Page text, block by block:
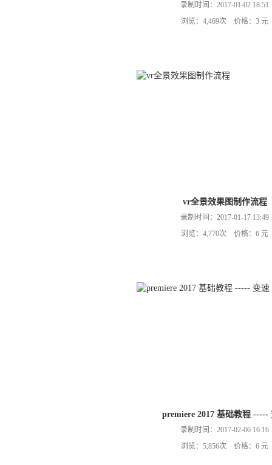
录制时间：2017-01-02 18:51
浏览：4,469次 价格：3 元
vr全景效果图制作流程
录制时间：2017-01-17 13:49
浏览：4,770次 价格：6 元
premiere 2017 基础教程 -----
录制时间：2017-02-06 16:16
浏览：5,856次 价格：6 元